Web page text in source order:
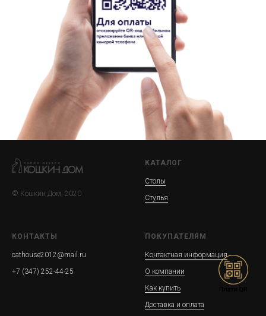
© Кошкин Дом, 2020
КАТАЛОГ
Столы
Стулья
КОНТАКТЫ
cathouse2012@mail.ru
+7 (347) 252-44-25
ПОКУПАТЕЛЯМ
Контактная информация
О компании
Как купить
Доставка и оплата